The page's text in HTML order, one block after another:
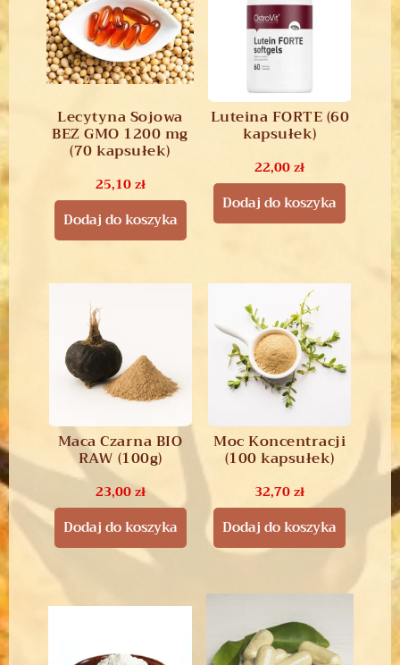
Lecytyna Sojowa
BEZ GMO 1200 mg
(70 kapsułek)
25,10zł
Dodaj do koszyka
Luteina FORTE (60
kapsułek)
22,00zł
Dodaj do koszyka
Maca Czarna BIO
RAW (100g)
23,00zł
Dodaj do koszyka
Moc Koncentracji
(100 kapsułek)
32,70zł
Dodaj do koszyka